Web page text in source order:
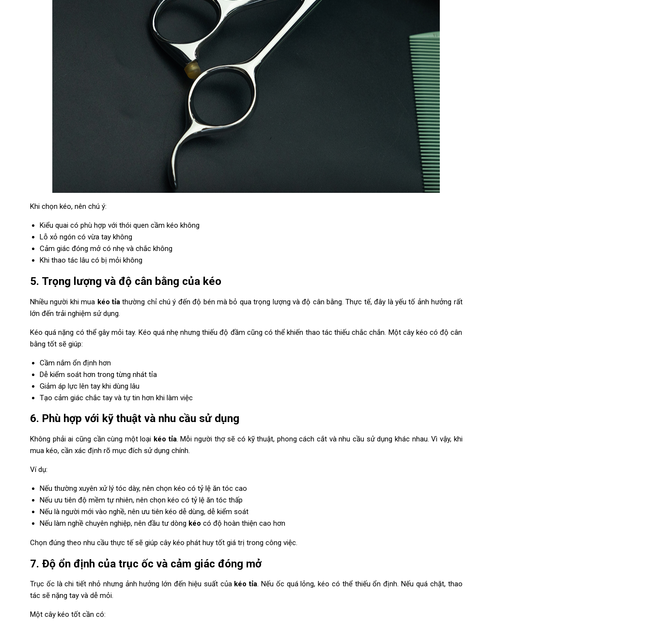
Khi chọn kéo, nên chú ý:
Kiểu quai có phù hợp với thói quen cầm kéo không
Lỗ xỏ ngón có vừa tay không
Cảm giác đóng mở có nhẹ và chắc không
Khi thao tác lâu có bị mỏi không
5. Trọng lượng và độ cân bằng của kéo
Nhiều người khi mua kéo tỉathường chỉ chú ý đến độ bén mà bỏ qua trọng lượng và độ cân bằng. Thực tế, đây là yếu tố ảnh hưởng rất
lớn đến trải nghiệm sử dụng.
Kéo quá nặng có thể gây mỏi tay. Kéo quá nhẹ nhưng thiếu độ đầm cũng có thể khiến thao tác thiếu chắc chắn. Một cây kéo có độ cân
bằng tốt sẽ giúp:
Cầm nắm ổn định hơn
Dễ kiểm soát hơn trong từng nhát tỉa
Giảm áp lực lên tay khi dùng lâu
Tạo cảm giác chắc tay và tự tin hơn khi làm việc
6. Phù hợp với kỹ thuật và nhu cầu sử dụng
Không phải ai cũng cần cùng một loại kéo tỉa. Mỗi người thợ sẽ có kỹ thuật, phong cách cắt và nhu cầu sử dụng khác nhau. Vì vậy, khi
mua kéo, cần xác định rõ mục đích sử dụng chính.
Ví dụ:
Nếu thường xuyên xử lý tóc dày, nên chọn kéo có tỷ lệ ăn tóc cao
Nếu ưu tiên độ mềm tự nhiên, nên chọn kéo có tỷ lệ ăn tóc thấp
Nếu là người mới vào nghề, nên ưu tiên kéo dễ dùng, dễ kiểm soát
Nếu làm nghề chuyên nghiệp, nên đầu tư dòng kéo có độ hoàn thiện cao hơn
Chọn đúng theo nhu cầu thực tế sẽ giúp cây kéo phát huy tốt giá trị trong công việc.
7. Độ ổn định của trục ốc và cảm giác đóng mở
Trục ốc là chi tiết nhỏ nhưng ảnh hưởng lớn đến hiệu suất của kéo tỉa. Nếu ốc quá lỏng, kéo có thể thiếu ổn định. Nếu quá chặt, thao
tác sẽ nặng tay và dễ mỏi.
Một cây kéo tốt cần có: